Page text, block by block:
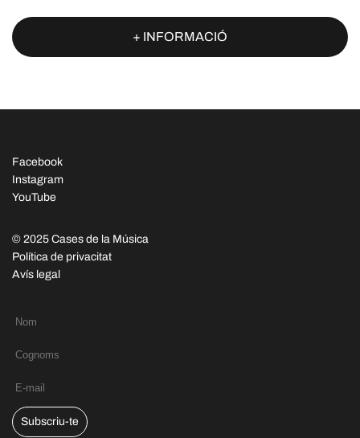
+ INFORMACIÓ
Facebook
Instagram
YouTube
© 2025 Cases de la Música
Política de privacitat
Avís legal
Subscriu-te